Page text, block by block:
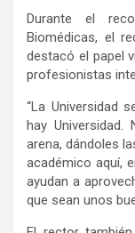
Durante el
Biomédicas, el
destacó el papel
profesionistas
“La Universidad
hay
arena, dándoles
académico aquí,
ayudan a
que sean unos